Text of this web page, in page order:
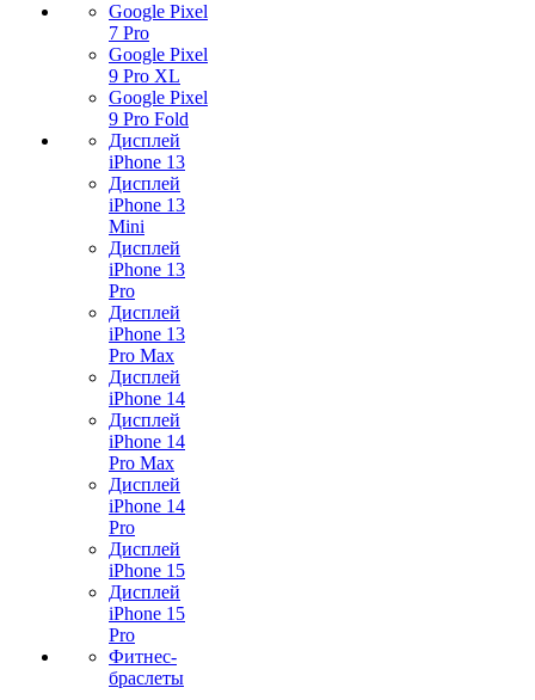
Google Pixel
7 Pro
Google Pixel
9 Pro XL
Google Pixel
9 Pro Fold
Дисплей
iPhone 13
Дисплей
iPhone 13
Mini
Дисплей
iPhone 13
Pro
Дисплей
iPhone 13
Pro Max
Дисплей
iPhone 14
Дисплей
iPhone 14
Pro Max
Дисплей
iPhone 14
Pro
Дисплей
iPhone 15
Дисплей
iPhone 15
Pro
Фитнес-
браслеты